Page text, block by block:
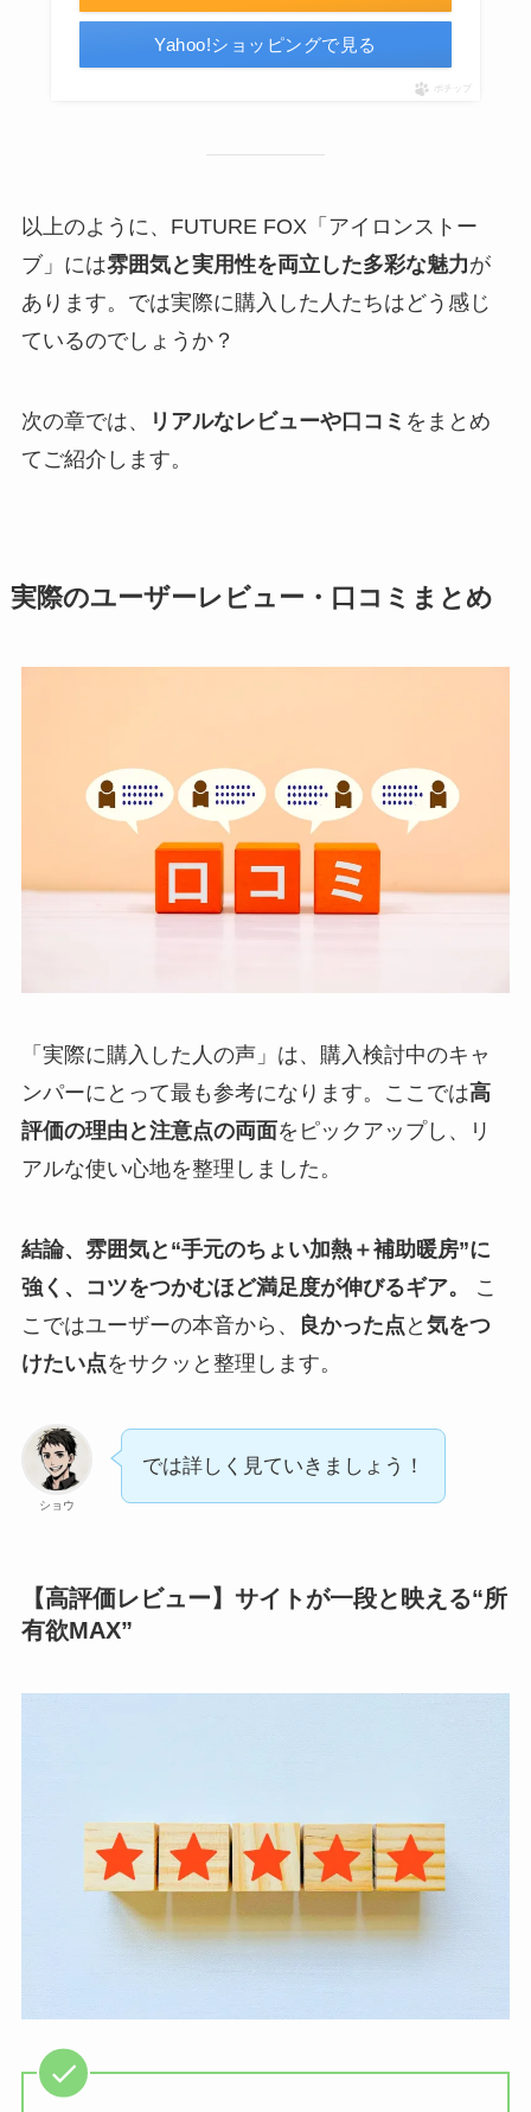
Yahoo!ショッピングで見る
ポチップ
以上のように、FUTURE FOX「アイロンストー
ブ」には雰囲気と実用性を両立した多彩な魅力が
あります。では実際に購入した人たちはどう感じ
ているのでしょうか？
次の章では、 リアルなレビューや口コミ をまとめ
てご紹介します。
実際のユーザーレビュー・口コミまとめ
「実際に購入した人の声」は、購入検討中のキャ
ンパーにとって最も参考になります。ここでは高
評価の理由と注意点の両面をピックアップし、リ
アルな使い心地を整理しました。
結論、雰囲気と“手元のちょい加熱＋補助暖房”に
強く、コツをつかむほど満足度が伸びるギア。
こ
こではユーザーの本音から、
良かった点 と 気をつ
けたい点をサクッと整理します。
ショウ
では詳しく見ていきましょう！
【高評価レビュー】サイトが一段と映える“所
有欲MAX”